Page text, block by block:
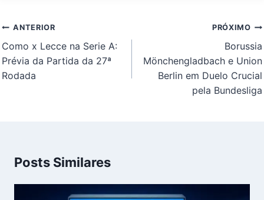
Navegação
de
Post
ANTERIOR
Como x Lecce na Serie A:
Prévia da Partida da 27ª
Rodada
PRÓXIMO
Borussia
Mönchengladbach e Union
Berlin em Duelo Crucial
pela Bundesliga
Posts Similares